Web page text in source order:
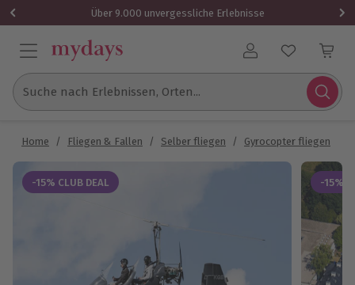
Über 9.000 unvergessliche Erlebnisse
Benutzerkonto
Suche nach Erlebnissen, Orten...
Home / Fliegen & Fallen / Selber fliegen / Gyrocopter fliegen
-15% CLUB DEAL -15%